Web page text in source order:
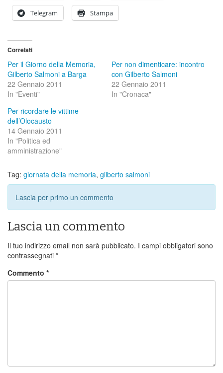
Telegram Stampa
Correlati
Per il Giorno della Memoria,
Gilberto Salmoni a Barga
22 Gennaio 2011
In "Eventi"
Per non dimenticare: incontro
con Gilberto Salmoni
22 Gennaio 2011
In "Cronaca"
Per ricordare le vittime
dell’Olocausto
14 Gennaio 2011
In "Politica ed
amministrazione"
Tag: giornata della memoria, gilberto salmoni
Lascia per primo un commento
Lascia un commento
Il tuo indirizzo email non sarà pubblicato. I campi obbligatori sono
contrassegnati *
Commento *